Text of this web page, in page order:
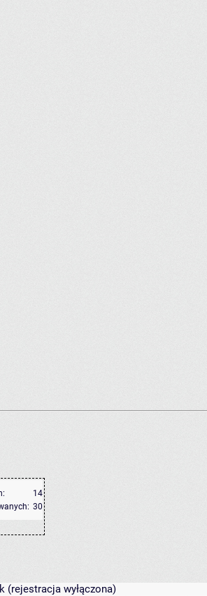
14
30
(rejestracja wyłączona)